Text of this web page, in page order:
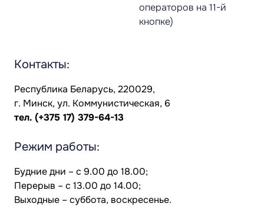
операторов на 11-й
кнопке)
Контакты:
Республика Беларусь, 220029,
г. Минск, ул. Коммунистическая, 6
тел. (+375 17) 379-64-13
Режим работы:
Будние дни – с 9.00 до 18.00;
Перерыв – с 13.00 до 14.00;
Выходные – суббота, воскресенье.